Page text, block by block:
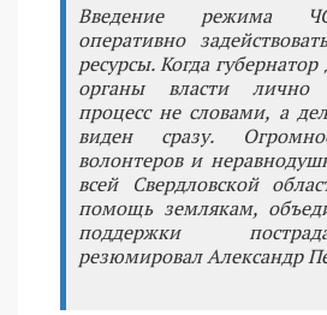
Введение режима
оперативно
ресурсы. Когда
органы власти лично
процесс не словами, а
виден сразу.
волонтеров и
всей Свердловской
помощь землякам,
поддержки
резюмировал Александр